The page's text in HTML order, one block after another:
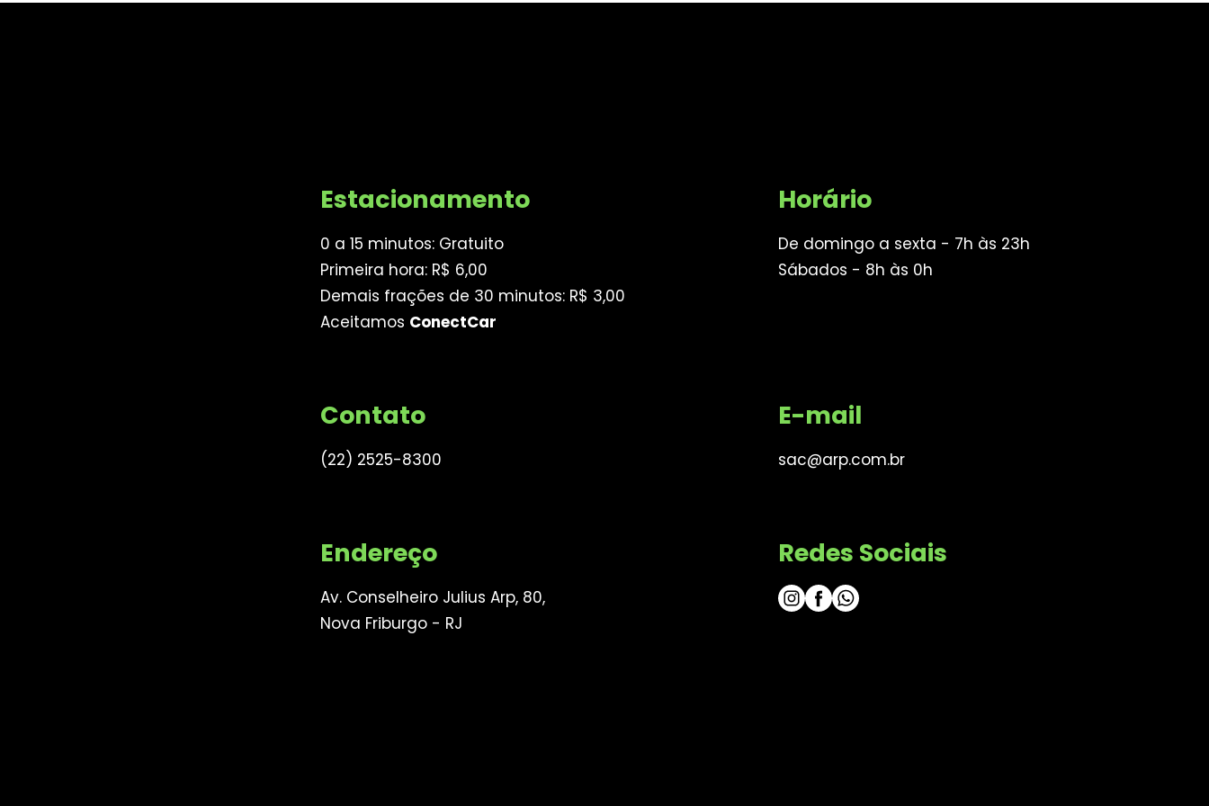
Estacionamento
0 a 15 minutos: Gratuito
Primeira hora: R$ 6,00
Demais frações de 30 minutos: R$ 3,00
Aceitamos ConectCar
Horário
De domingo a sexta - 7h às 23h
Sábados - 8h às 0h
Contato
(22) 2525-8300
E-mail
sac@arp.com.br
Endereço
Av. Conselheiro Julius Arp, 80,
Nova Friburgo - RJ
Redes Sociais